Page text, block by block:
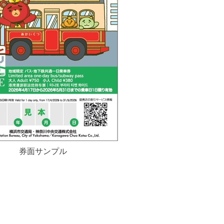
券面サンプル